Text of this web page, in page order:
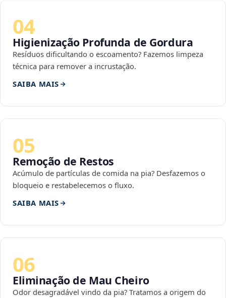
04
Higienização Profunda de Gordura
Resíduos dificultando o escoamento? Fazemos limpeza
técnica para remover a incrustação.
SAIBA MAIS
05
Remoção de Restos
Acúmulo de partículas de comida na pia? Desfazemos o
bloqueio e restabelecemos o fluxo.
SAIBA MAIS
06
Eliminação de Mau Cheiro
Odor desagradável vindo da pia? Tratamos a origem do